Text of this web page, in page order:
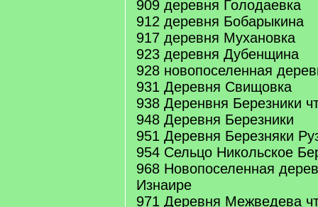
909 деревня Голодаевка
912 деревня Бобарыкина
917 деревня Мухановка
923 деревня Дубенщина
928 новопоселенная
931 Деревня Свищовка
938 Деренвня Березники
948 Деревня Березники
951 Деревня Березняки
954 Сельцо Никольское
968 Новопоселенная
Изнаире
971 Деревня Межведева